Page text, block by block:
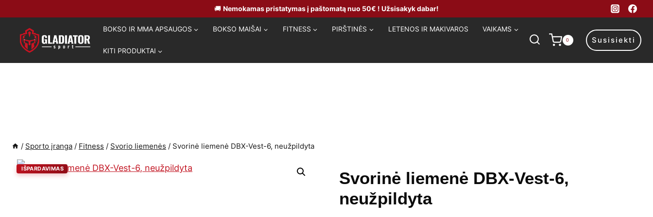
content
🚚 Nemokamas pristatymas į paštomatą nuo 50€ ! Užsisakyk dabar!
BOKSO IR MMA APSAUGOS BOKSO MAIŠAI FITNESS PIRŠTINĖS LETENOS IR MAKIVAROS VAIKAMS
KITI PRODUKTAI
0 Susisiekti
/ Sporto įranga / Fitness / Svorio liemenės / Svorinė liemenė DBX-Vest-6, neužpildyta
Svorinė liemenė DBX-Vest-6,
neužpildyta